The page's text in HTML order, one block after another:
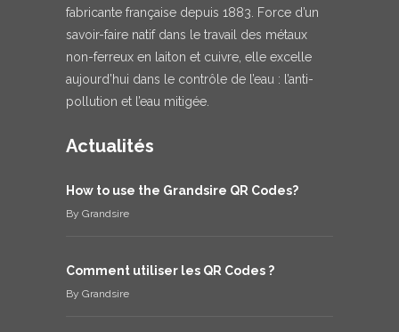
fabricante française depuis 1883. Force d’un
savoir-faire natif dans le travail des métaux
non-ferreux en laiton et cuivre, elle excelle
aujourd’hui dans le contrôle de l’eau : l’anti-
pollution et l’eau mitigée.
Actualités
How to use the Grandsire QR Codes?
By Grandsire
Comment utiliser les QR Codes ?
By Grandsire